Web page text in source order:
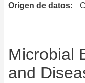
Origen de datos
Microbial
and